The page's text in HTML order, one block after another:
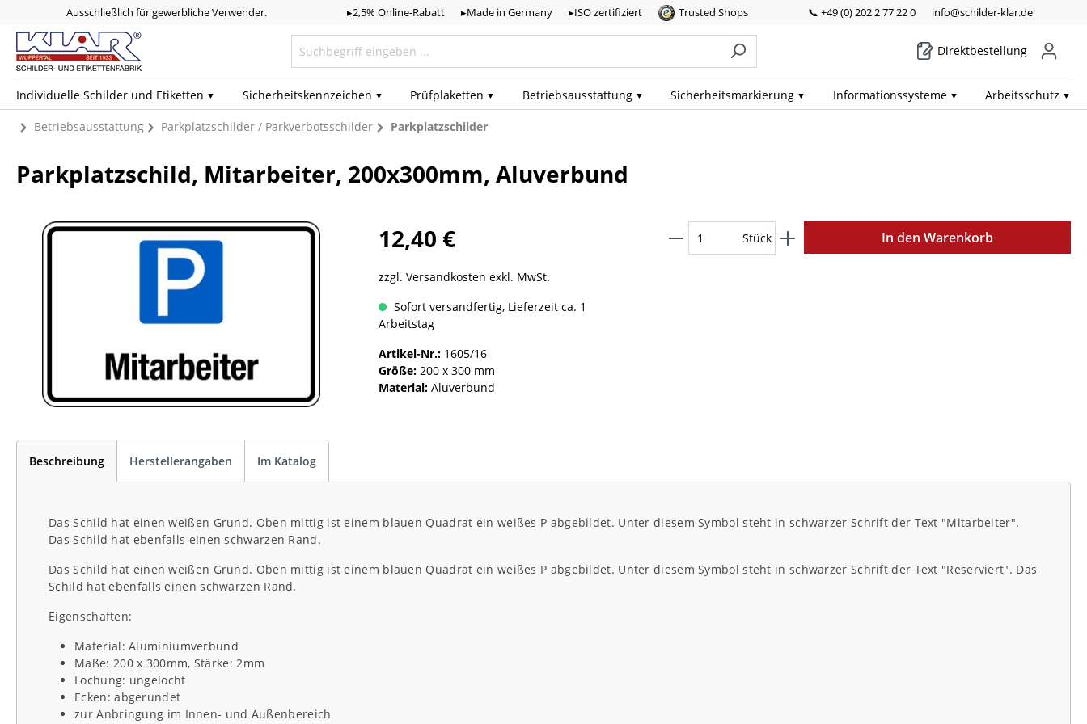
Ausschließlich für gewerbliche Verwender. ▸2,5% Online-Rabatt ▸Made in Germany ▸ISO zertifiziert Trusted Shops 📞 +49 (0) 202 2 77 22 0 info@schilder-klar.de
Direktbestellung
Individuelle Schilder und Etiketten Sicherheits­kennzeichen Prüf­plaketten Betriebs­ausstattung Sicherheits­markierung Informations­systeme Arbeits­schutz
Betriebsausstattung Parkplatzschilder / Parkverbotsschilder Parkplatzschilder
Parkplatzschild, Mitarbeiter, 200x300mm, Aluverbund
12,40 €
zzgl. Versandkosten exkl. MwSt.
Stück In den Warenkorb
Sofort versandfertig, Lieferzeit ca. 1
Arbeitstag
Artikel-Nr.: 1605/16
Größe: 200 x 300 mm
Material: Aluverbund
Beschreibung Herstellerangaben Im Katalog
Das Schild hat einen weißen Grund. Oben mittig ist einem blauen Quadrat ein weißes P abgebildet. Unter diesem Symbol steht in schwarzer Schrift der Text "Mitarbeiter".
Das Schild hat ebenfalls einen schwarzen Rand.
Das Schild hat einen weißen Grund. Oben mittig ist einem blauen Quadrat ein weißes P abgebildet. Unter diesem Symbol steht in schwarzer Schrift der Text "Reserviert". Das
Schild hat ebenfalls einen schwarzen Rand.
Eigenschaften:
Material: Aluminiumverbund
Maße: 200 x 300mm, Stärke: 2mm
Lochung: ungelocht
Ecken: abgerundet
zur Anbringung im Innen- und Außenbereich